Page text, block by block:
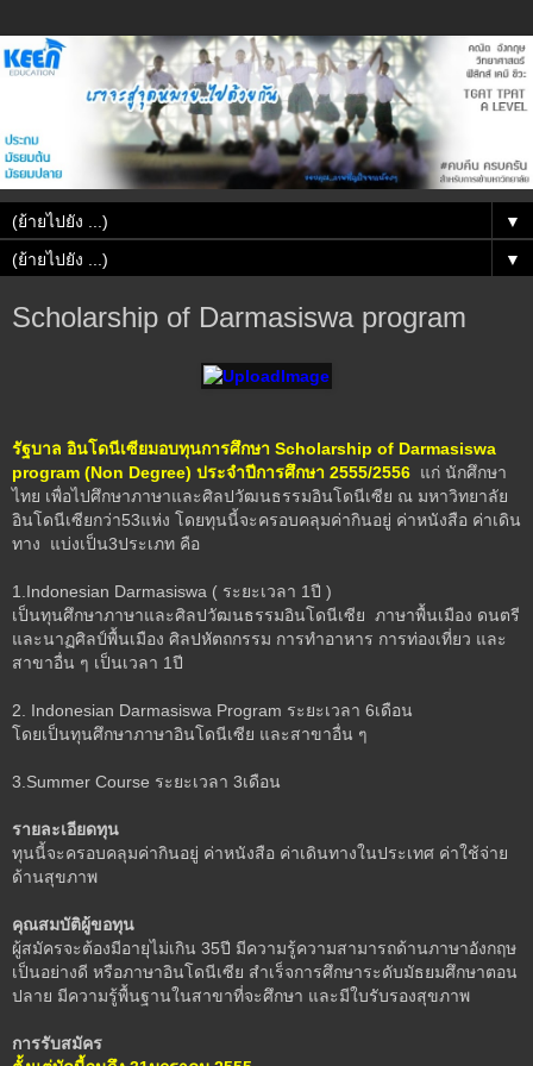
▼
▼
Scholarship of Darmasiswa program
รัฐบาล อินโดนีเซียมอบทุนการศึกษา Scholarship of Darmasiswa
program (Non Degree) ประจำปีการศึกษา 2555/2556 แก่ นักศึกษา
ไทย เพื่อไปศึกษาภาษาและศิลปวัฒนธรรมอินโดนีเซีย ณ มหาวิทยาลัย
อินโดนีเซียกว่า53แห่ง โดยทุนนี้จะครอบคลุมค่ากินอยู่ ค่าหนังสือ ค่าเดิน
ทาง แบ่งเป็น3ประเภท คือ
1.Indonesian Darmasiswa ( ระยะเวลา 1ปี )
เป็นทุนศึกษาภาษาและศิลปวัฒนธรรมอินโดนีเซีย ภาษาพื้นเมือง ดนตรี
และนาฏศิลป์พื้นเมือง ศิลปหัตถกรรม การทำอาหาร การท่องเที่ยว และ
สาขาอื่น ๆ เป็นเวลา 1ปี
2. Indonesian Darmasiswa Program ระยะเวลา 6เดือน
โดยเป็นทุนศึกษาภาษาอินโดนีเซีย และสาขาอื่น ๆ
3.Summer Course ระยะเวลา 3เดือน
รายละเอียดทุน
ทุนนี้จะครอบคลุมค่ากินอยู่ ค่าหนังสือ ค่าเดินทางในประเทศ ค่าใช้จ่าย
ด้านสุขภาพ
คุณสมบัติผู้ขอทุน
ผู้สมัครจะต้องมีอายุไม่เกิน 35ปี มีความรู้ความสามารถด้านภาษาอังกฤษ
เป็นอย่างดี หรือภาษาอินโดนีเซีย สำเร็จการศึกษาระดับมัธยมศึกษาตอน
ปลาย มีความรู้พื้นฐานในสาขาที่จะศึกษา และมีใบรับรองสุขภาพ
การรับสมัคร